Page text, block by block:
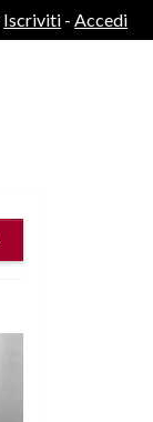
Iscriviti - Accedi